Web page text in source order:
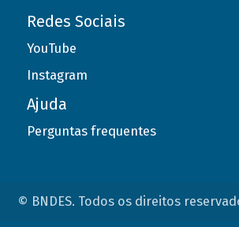
Redes Sociais
YouTube
Instagram
Ajuda
Perguntas frequentes
© BNDES. Todos os direitos